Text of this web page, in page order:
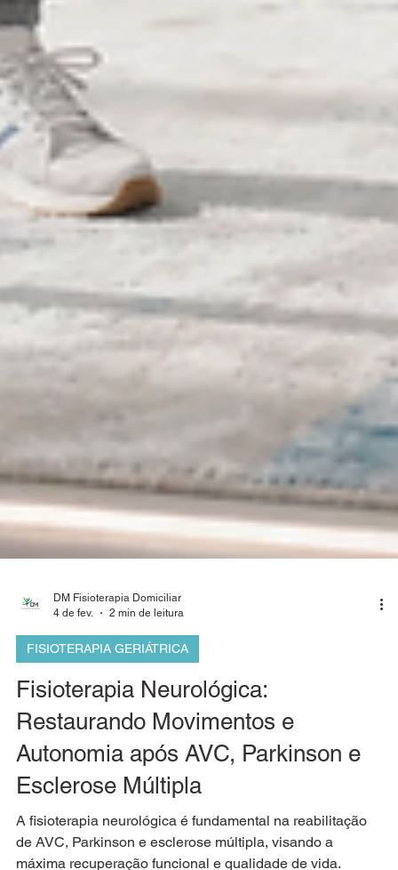
DM Fisioterapia Domiciliar
4 de fev.
2 min de leitura
FISIOTERAPIA GERIÁTRICA
Fisioterapia Neurológica:
Restaurando Movimentos e
Autonomia após AVC, Parkinson e
Esclerose Múltipla
A fisioterapia neurológica é fundamental na reabilitação